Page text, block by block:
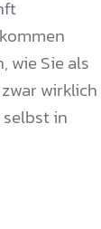
wie Sie als
wirklich
in